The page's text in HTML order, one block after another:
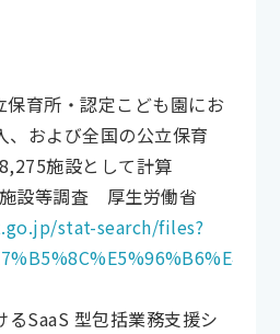
育所・認定こども園にお
、および全国の公立保育
施設として計算
設等調査 厚生労働省
stat-search/files?
SaaS 型包括業務支援シ